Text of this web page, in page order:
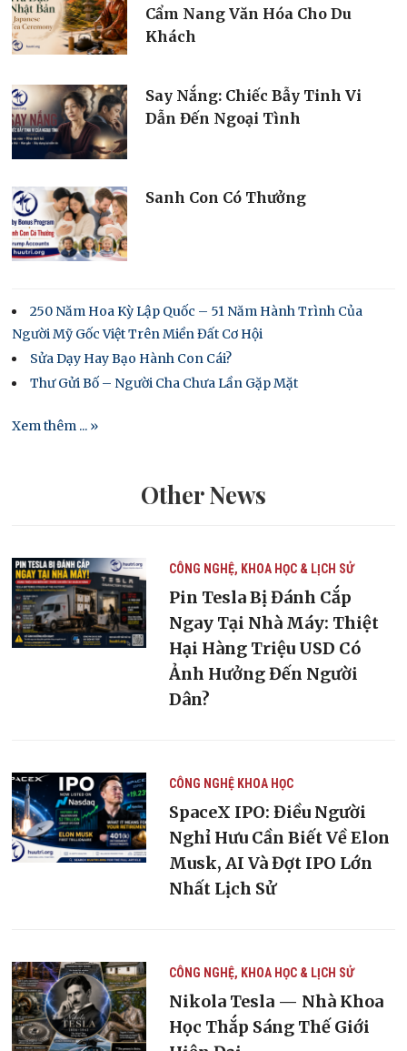
Cẩm Nang Văn Hóa Cho Du
Khách
Say Nắng: Chiếc Bẫy Tinh Vi
Dẫn Đến Ngoại Tình
Sanh Con Có Thưởng
250 Năm Hoa Kỳ Lập Quốc – 51 Năm Hành Trình Của
Người Mỹ Gốc Việt Trên Miền Đất Cơ Hội
Sửa Dạy Hay Bạo Hành Con Cái?
Thư Gửi Bố – Người Cha Chưa Lần Gặp Mặt
Xem thêm ... »
Other News
CÔNG NGHỆ, KHOA HỌC & LỊCH SỬ
Pin Tesla Bị Đánh Cắp
Ngay Tại Nhà Máy: Thiệt
Hại Hàng Triệu USD Có
Ảnh Hưởng Đến Người
Dân?
CÔNG NGHỆ KHOA HỌC
SpaceX IPO: Điều Người
Nghỉ Hưu Cần Biết Về Elon
Musk, AI Và Đợt IPO Lớn
Nhất Lịch Sử
CÔNG NGHỆ, KHOA HỌC & LỊCH SỬ
Nikola Tesla — Nhà Khoa
Học Thắp Sáng Thế Giới